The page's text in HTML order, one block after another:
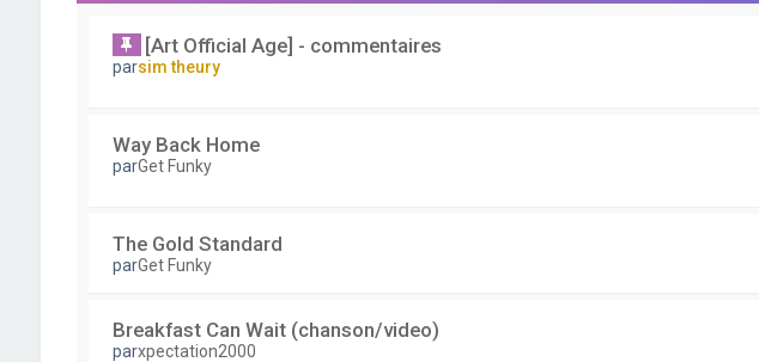
[Art Official Age] - commentaires
parsim theury
Way Back Home
parGet Funky
The Gold Standard
parGet Funky
Breakfast Can Wait (chanson/video)
parxpectation2000